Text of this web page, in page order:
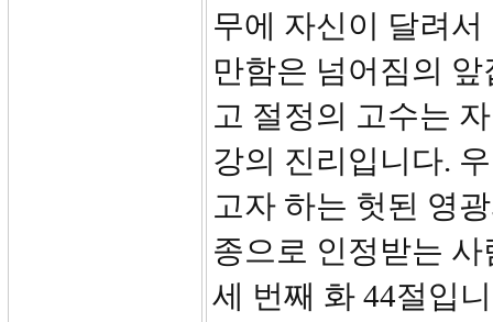
무에 자신이 달려
만함은 넘어짐의
고 절정의 고수는
강의 진리입니다.
고자 하는 헛된 영
종으로 인정받는
세 번째 화 44절입